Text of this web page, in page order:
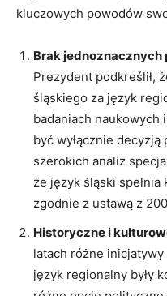
kluczowych powodów
Brak
Prezydent podkreślił,
śląskiego za język
badaniach naukowych
być wyłącznie decyzją
szerokich analiz
że język śląski
zgodnie z ustawą z
Historyczne i
latach różne
język regionalny były